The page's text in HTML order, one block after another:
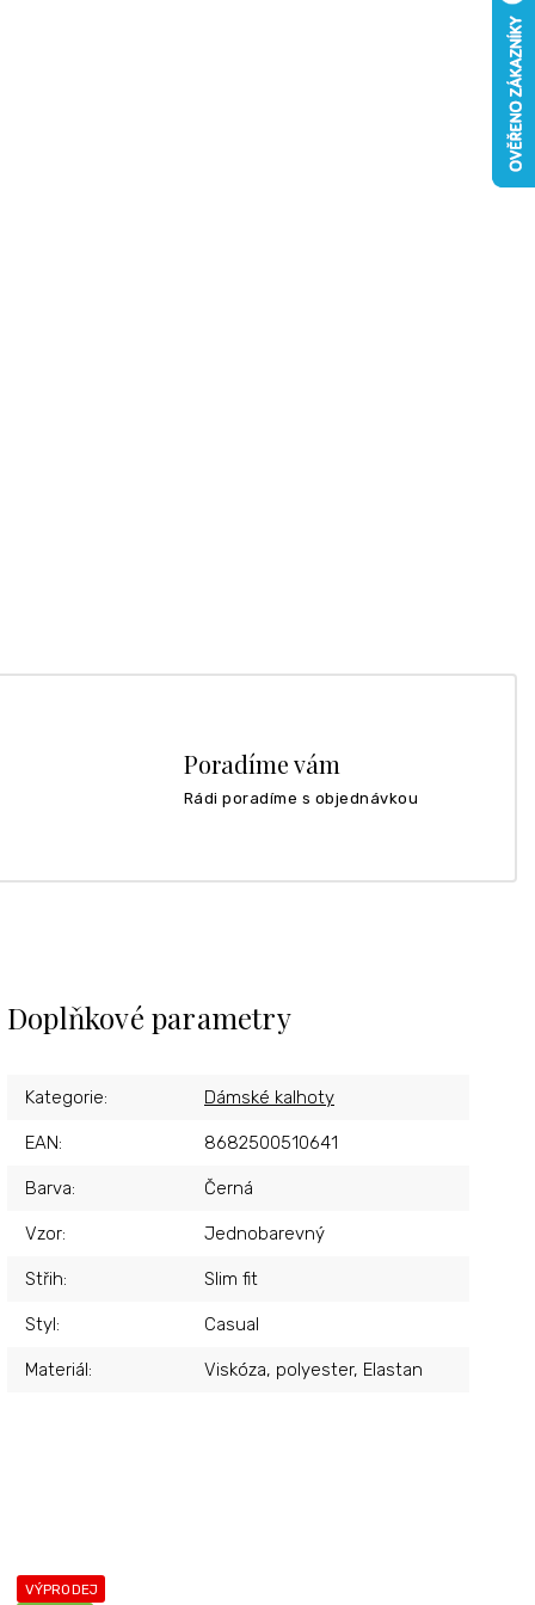
Poradíme vám
Rádi poradíme s objednávkou
VÝPRODEJ
Doplňkové parametry
Kategorie: Dámské kalhoty
EAN: 8682500510641
Barva: Černá
Vzor: Jednobarevný
Střih: Slim fit
Styl: Casual
Materiál: Viskóza, polyester, Elastan